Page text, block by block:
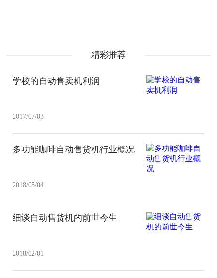
精彩推荐
学校的自动售卖机利润
2017/07/03
多功能咖啡自动售货机行业概况
2018/05/04
细谈自动售货机的前世今生
2018/02/01